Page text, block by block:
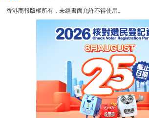
香港商報版權所有，未經書面允許不得使用。